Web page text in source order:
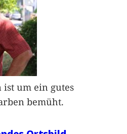
um ein gutes
bemüht.